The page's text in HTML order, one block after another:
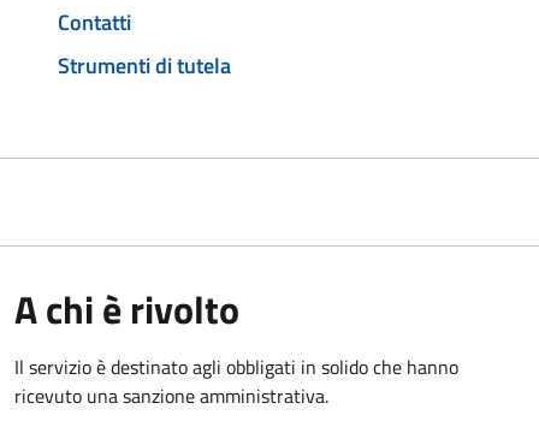
Contatti
Strumenti di tutela
A chi è rivolto
Il servizio è destinato agli obbligati in solido che hanno
ricevuto una sanzione amministrativa.